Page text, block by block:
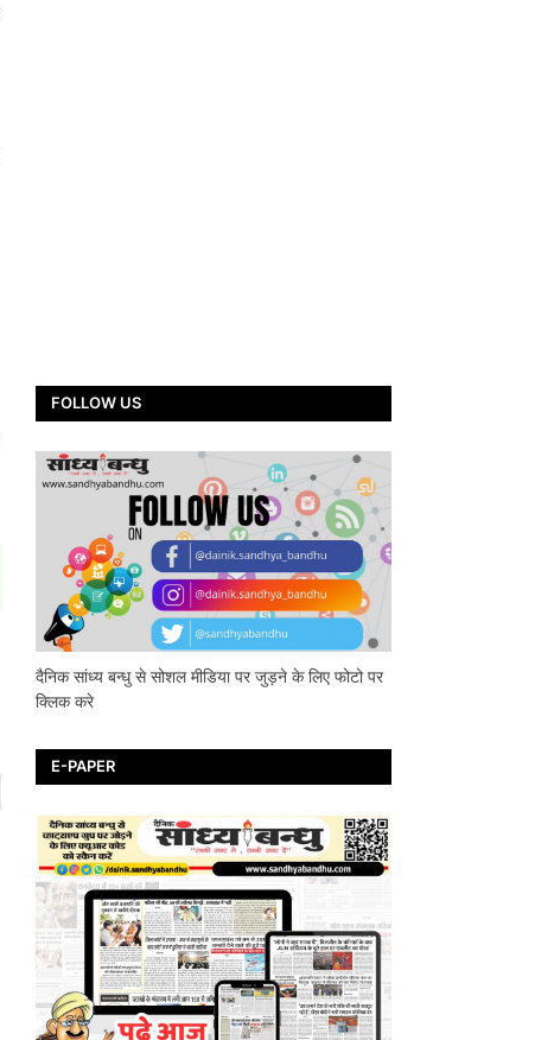
FOLLOW US
दैनिक सांध्य बन्धु से सोशल मीडिया पर जुड़ने के लिए फोटो पर
क्लिक करे
E-PAPER